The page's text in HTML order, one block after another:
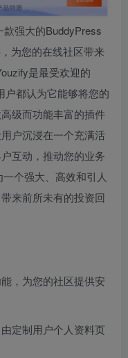
强大的BuddyPress
为您的在线社区带来
是最受欢迎的
户都认为它能够将您的
级而功能丰富的插件
户沉浸在一个充满活
互动，推动您的业务
个强大、高效和引人
来前所未有的投资回
，为您的社区提供安
定制用户个人资料页